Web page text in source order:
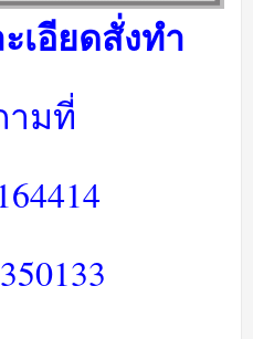
เอียดสั่งทำ
ามที่